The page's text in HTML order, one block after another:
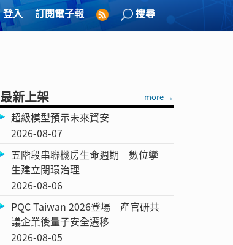
登入 訂閱電子報 搜尋
最新上架 more →
超級模型預示未來資安
2026-08-07
五階段串聯機房生命週期 數位孿
生建立閉環治理
2026-08-06
PQC Taiwan 2026登場 產官研共
議企業後量子安全遷移
2026-08-05